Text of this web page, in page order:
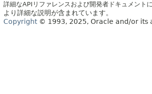
詳細なAPIリファレンスおよび開発者ドキュメントに
より詳細な説明が含まれています。
Copyright© 1993, 2025, Oracle and/or its